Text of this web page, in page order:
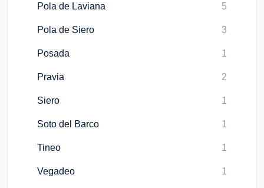
Pola de Laviana 5
Pola de Siero 3
Posada 1
Pravia 2
Siero 1
Soto del Barco 1
Tineo 1
Vegadeo 1